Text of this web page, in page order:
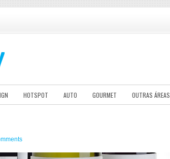
HOTSPOT AUTO GOURMET OUTRAS ÁREAS